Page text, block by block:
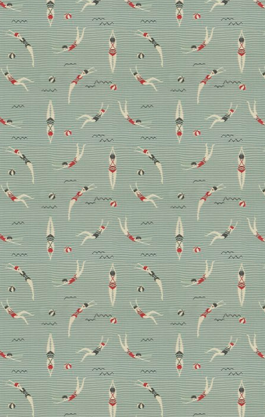
Sie haben nicht nur eine eigene Designsprache,
sondern auch eine starke Stimme: Anlässlich des
Weltfrauentags widmen wir diesen Artikel fünf
Frauen, die hängen, bauen, knüpfen, transformieren
und schweißen.
Aktuell Design Magazin Porträt